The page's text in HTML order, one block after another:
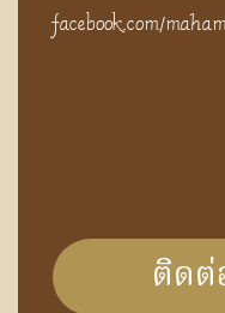
facebook.com/
ติดต่